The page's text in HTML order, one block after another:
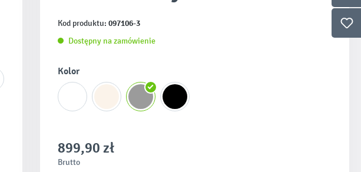
Kod produktu: 097106-3
Dostępny na zamówienie
Wybierz
Kolor
899,90 zł
Brutto